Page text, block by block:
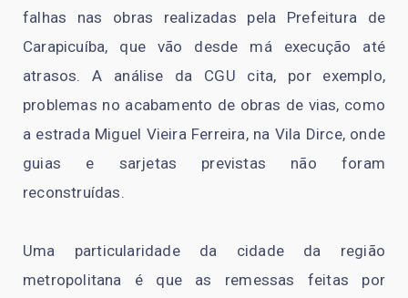
falhas nas obras realizadas pela Prefeitura de
Carapicuíba, que vão desde má execução até
atrasos. A análise da CGU cita, por exemplo,
problemas no acabamento de obras de vias, como
a estrada Miguel Vieira Ferreira, na Vila Dirce, onde
guias e sarjetas previstas não foram
reconstruídas.
Uma particularidade da cidade da região
metropolitana é que as remessas feitas por